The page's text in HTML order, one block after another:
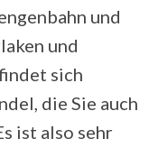
und
und
sich
die Sie auch
ist also sehr